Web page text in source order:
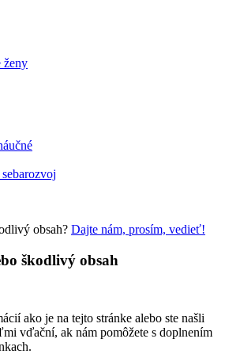
ženy
obsah? Dajte nám, prosím, vedieť!
škodlivý obsah
ako je na tejto stránke alebo ste našli
vďační, ak nám pomôžete s doplnením